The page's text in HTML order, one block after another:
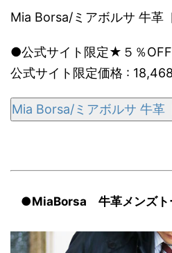
Mia Borsa/ミアボルサ 牛革
●公式サイト限定★５％OFF
公式サイト限定価格 :
Mia Borsa/ミアボルサ 牛革
●MiaBorsa 牛革メンズト